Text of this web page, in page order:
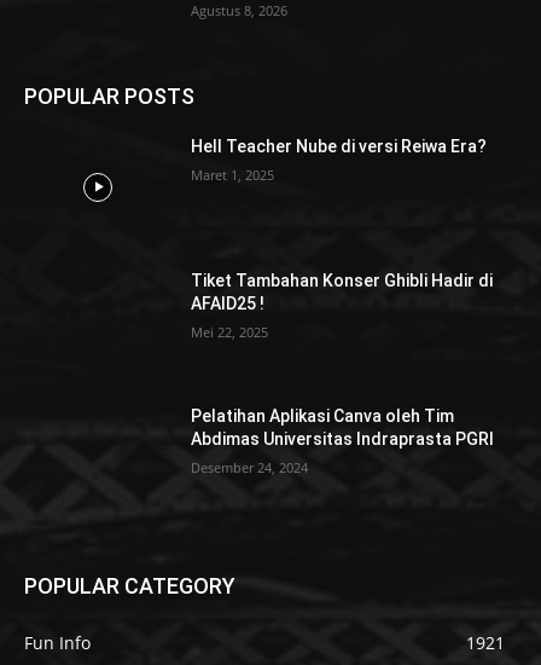
Agustus 8, 2026
POPULAR POSTS
Hell Teacher Nube di versi Reiwa Era?
Maret 1, 2025
Tiket Tambahan Konser Ghibli Hadir di
AFAID25 !
Mei 22, 2025
Pelatihan Aplikasi Canva oleh Tim
Abdimas Universitas Indraprasta PGRI
Desember 24, 2024
POPULAR CATEGORY
Fun Info
1921